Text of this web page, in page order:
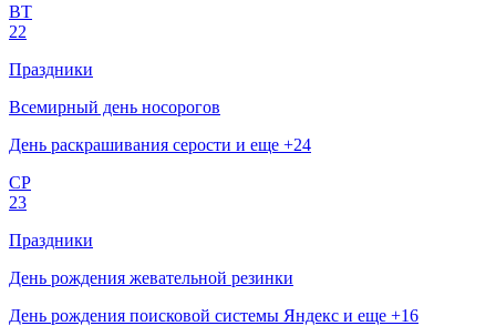
ВТ
22
Праздники
Всемирный день носорогов
День раскрашивания серости и еще +24
СР
23
Праздники
День рождения жевательной резинки
День рождения поисковой системы Яндекс и еще +16